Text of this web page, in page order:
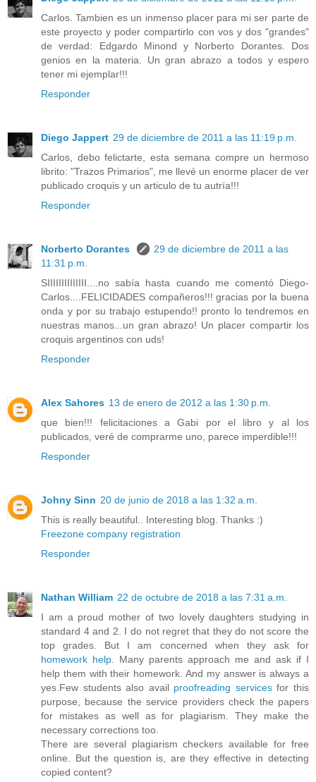
Carlos. Tambien es un inmenso placer para mi ser parte de
este proyecto y poder compartirlo con vos y dos "grandes"
de verdad: Edgardo Minond y Norberto Dorantes. Dos
genios en la materia. Un gran abrazo a todos y espero
tener mi ejemplar!!!
Responder
Diego Jappert 29 de diciembre de 2011 a las 11:19 p.m.
Carlos, debo felictarte, esta semana compre un hermoso
librito: "Trazos Primarios", me llevé un enorme placer de ver
publicado croquis y un articulo de tu autría!!!
Responder
Norberto Dorantes
29 de diciembre de 2011 a las
11:31 p.m.
SIIIIIIIIIIIIII....no sabía hasta cuando me comentó Diego-
Carlos....FELICIDADES compañeros!!! gracias por la buena
onda y por su trabajo estupendo!! pronto lo tendremos en
nuestras manos...un gran abrazo! Un placer compartir los
croquis argentinos con uds!
Responder
Alex Sahores 13 de enero de 2012 a las 1:30 p.m.
que bien!!! felicitaciones a Gabi por el libro y al los
publicados, veré de comprarme uno, parece imperdible!!!
Responder
Johny Sinn 20 de junio de 2018 a las 1:32 a.m.
This is really beautiful.. Interesting blog. Thanks :)
Freezone company registration
Responder
Nathan William 22 de octubre de 2018 a las 7:31 a.m.
I am a proud mother of two lovely daughters studying in
standard 4 and 2. I do not regret that they do not score the
top grades. But I am concerned when they ask for
homework help . Many parents approach me and ask if I
help them with their homework. And my answer is always a
yes.Few students also avail proofreading servicesfor this
purpose, because the service providers check the papers
for mistakes as well as for plagiarism. They make the
necessary corrections too.
There are several plagiarism checkers available for free
online. But the question is, are they effective in detecting
copied content?